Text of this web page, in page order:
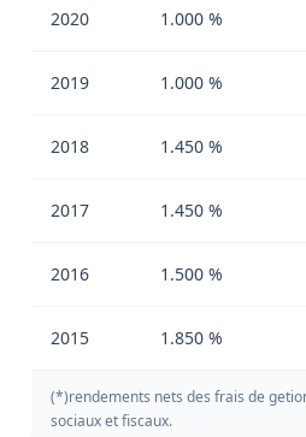
2020 1.000 %
2019 1.000 %
2018 1.450 %
2017 1.450 %
2016 1.500 %
2015 1.850 %
(*)rendements nets des frais de
sociaux et fiscaux.